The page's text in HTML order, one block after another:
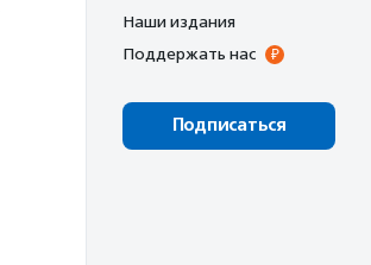
Наши издания
Поддержать нас
Подписаться